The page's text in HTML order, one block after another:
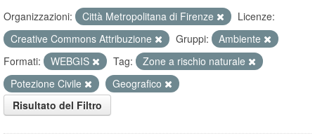
Organizzazioni: Città Metropolitana di Firenze
Licenze:
Creative Commons Attribuzione
Gruppi:
Ambiente
Formati:
WEBGIS Tag:
Zone a rischio naturale
Potezione Civile
Geografico
Risultato del Filtro